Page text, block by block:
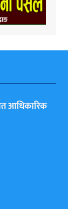
आधिकारिक